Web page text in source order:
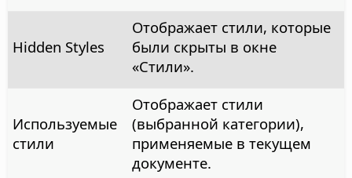
Hidden Styles
Отображает стили, которые
были скрыты в окне
«Стили».
Используемые
стили
Отображает стили
(выбранной категории),
применяемые в текущем
документе.